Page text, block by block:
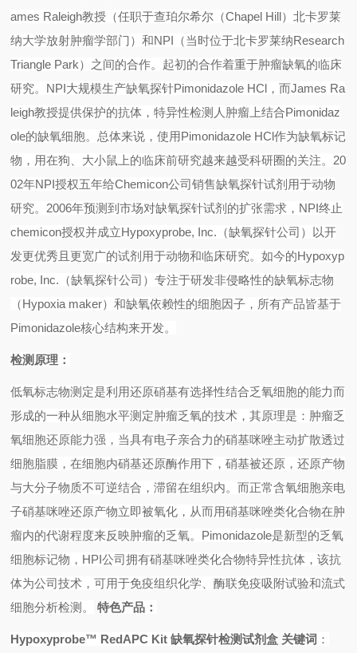
ames Raleigh教授（任职于查珀尔希尔（Chapel Hill）北卡罗莱
纳大学放射肿瘤学部门）和NPI （当时位于北卡罗莱纳Research
Triangle Park）之间的合作。起初的合作着重于肿瘤缺氧的临床
研究。 NPI大规模生产缺氧探针Pimonidazole HCl ，而James Ra
leigh教授提供保护的抗体，特异性检测人肿瘤上结合Pimonidaz
ole的缺氧细胞。总体来说，使用Pimonidazole HCl作为缺氧标记
物，用在狗、大小鼠上的临床前研究越来越受科研圈的关注。 20
02年NPI授权五年给Chemicon公司销售缺氧探针试剂用于动物
研究。 2006年预测到市场对缺氧探针试剂的扩张需求， NPI终止
chemicon授权并成立Hypoxyprobe, Inc. （缺氧探针公司）以开
发更优秀且更宽广的试剂用于动物和临床研究。如今的Hypoxyp
robe, Inc. （缺氧探针公司）专注于研发非侵略性的缺氧标志物
（Hypoxia maker）和缺氧依赖性的细胞因子，所有产品皆基于
Pimonidazole核心结构来开发。
检测原理：
低氧标志物测定是利用还原硝基有选择性结合乏氧细胞的能力而
形成的一种从细胞水平测定肿瘤乏氧的技术，其原理是：肿瘤乏
氧细胞还原能力强，当具有电子亲合力的硝基咪唑主动扩散透过
细胞脂膜，在细胞内硝基还原酶作用下，硝基被还原，还原产物
与大分子物质不可逆结合，滞留在组织内。而正常含氧细胞亲电
子硝基咪唑还原产物立即被氧化，从而用硝基咪唑类化合物在肿
瘤内的代谢程度来反映肿瘤的乏氧。 Pimonidazole是新型的乏氧
细胞标记物， HPI公司拥有硝基咪唑类化合物特异性抗体，该抗
体为公司技术，可用于免疫组织化学、酶联免疫吸附试验和流式
细胞分析检测。
特色产品：
Hypoxyprobe™ RedAPC Kit缺氧探针检测试剂盒 关键词 ：